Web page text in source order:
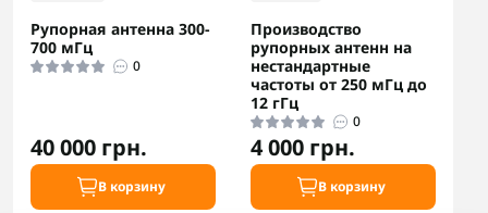
Рупорная антенна 300-
700 мГц
0
40 000 грн.
В корзину
Производство
рупорных антенн на
нестандартные
частоты от 250 мГц до
12 гГц
0
4 000 грн.
В корзину